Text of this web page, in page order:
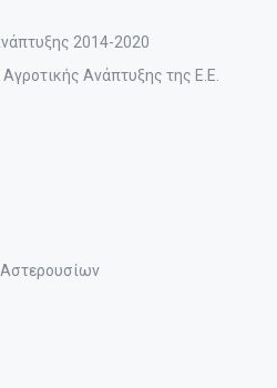
2014-2020
Ανάπτυξης της Ε.Ε.